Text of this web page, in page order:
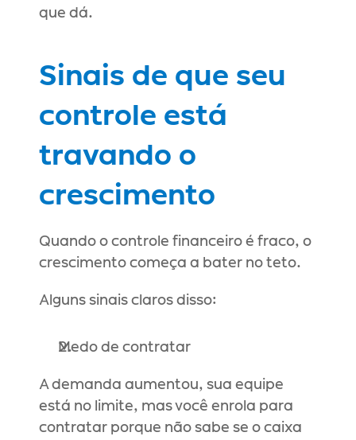
que dá.
Sinais de que seu
controle está
travando o
crescimento
Quando o controle financeiro é fraco, o
crescimento começa a bater no teto.
Alguns sinais claros disso:
Medo de contratar
A demanda aumentou, sua equipe
está no limite, mas você enrola para
contratar porque não sabe se o caixa